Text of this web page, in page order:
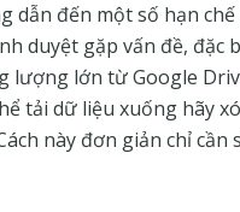
dẫn đến một số hạn
duyệt gặp vấn đề, đặc
lượng lớn từ Google
tải dữ liệu xuống hãy
này đơn giản chỉ cần